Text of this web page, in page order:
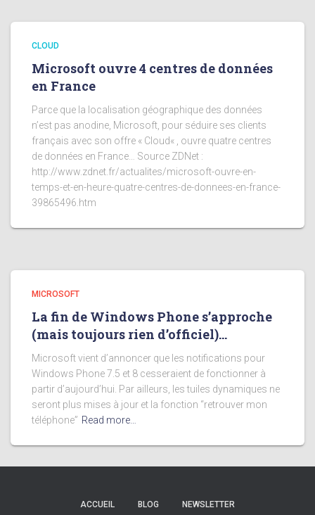
CLOUD
Microsoft ouvre 4 centres de données
en France
Parce que la localisation géographique des données
n’est pas anodine, Microsoft, pour séduire ses clients
français avec son offre « Cloud« , ouvre quatre centres
de données en France… Source ZDNet :
http://www.zdnet.fr/actualites/microsoft-ouvre-en-
temps-et-en-heure-quatre-centres-de-donnees-en-france-
39865496.htm
MICROSOFT
La fin de Windows Phone s’approche
(mais toujours rien d’officiel)…
Microsoft vient d’annoncer que les notifications pour
Windows Phone 7.5 et 8 cesseraient de fonctionner à
partir d’aujourd’hui. Par ailleurs, les tuiles dynamiques ne
seront plus mises à jour et la fonction “retrouver mon
téléphone” Read more…
ACCUEIL BLOG NEWSLETTER